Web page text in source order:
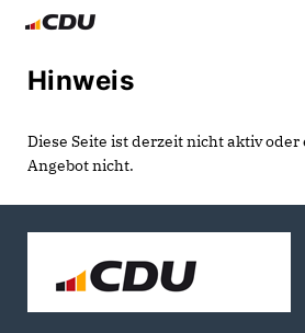
Hinweis
Diese Seite ist derzeit nicht aktiv
Angebot nicht.